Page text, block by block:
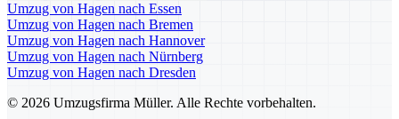
Umzug von Hagen nach Essen
Umzug von Hagen nach Bremen
Umzug von Hagen nach Hannover
Umzug von Hagen nach Nürnberg
Umzug von Hagen nach Dresden
© 2026 Umzugsfirma Müller. Alle Rechte vorbehalten.